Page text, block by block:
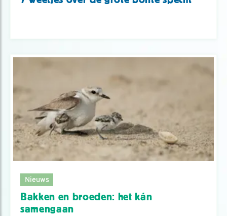
Nieuws
Bakken en broeden: het kán
samengaan